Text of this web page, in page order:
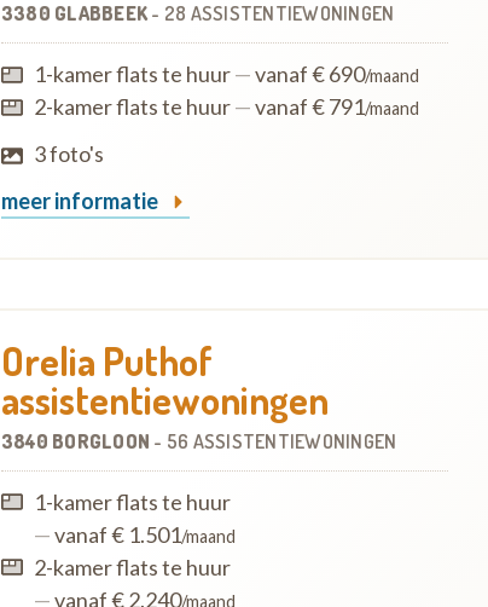
3380 GLABBEEK- 28 ASSISTENTIEWONINGEN
1-kamer flats te huur—vanaf € 690/maand
2-kamer flats te huur—vanaf € 791/maand
3 foto's
meer informatie
Orelia Puthof
assistentiewoningen
3840 BORGLOON - 56 ASSISTENTIEWONINGEN
1-kamer flats te huur
—vanaf € 1.501/maand
2-kamer flats te huur
—vanaf € 2.240/maand